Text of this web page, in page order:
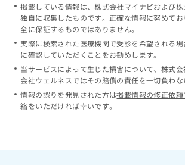
掲載している情報は、株式会社マイナビおよび
独自に収集したものです。正確な情報に努めて
全に保証するものではありません。
実際に検索された医療機関で受診を希望される
に確認していただくことをお勧めします。
当サービスによって生じた損害について、株式
会社ウェルネスではその賠償の責任を一切負わな
情報の誤りを発見された方は掲載情報の修正依頼
絡をいただければ幸いです。